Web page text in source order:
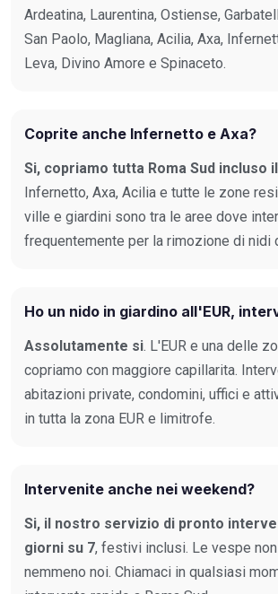
Ardeatina, Laurentina, Ostiense,
San Paolo, Magliana, Acilia, Axa,
Leva, Divino Amore e Spinaceto.
Coprite anche Infernetto e Axa?
Si, copriamo tutta Roma Sud incluso
Infernetto, Axa, Acilia e tutte le zone
ville e giardini sono tra le aree dove
frequentemente per la rimozione di nidi
Ho un nido in giardino all'EUR,
Assolutamente si. L'EUR e una delle
copriamo con maggiore capillarita.
abitazioni private, condomini, uffici e
in tutta la zona EUR e limitrofe.
Intervenite anche nei weekend?
Si, il nostro servizio di pronto
giorni su 7, festivi inclusi. Le vespe
nemmeno noi. Chiamaci in qualsiasi